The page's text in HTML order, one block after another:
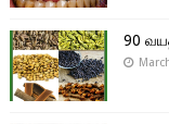
90